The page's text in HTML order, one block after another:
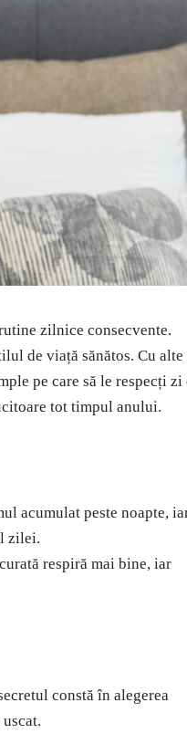
zilnice consecvente.
de viață sănătos. Cu alte
pe care să le respecți zi
tot timpul anului.
acumulat peste noapte,
zilei.
respiră mai bine, iar
constă în alegerea